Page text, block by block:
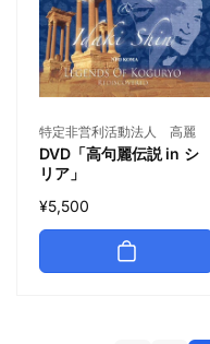
特定非営利活動法人 高麗
DVD「高句麗伝説 in シ
リア」
¥5,500